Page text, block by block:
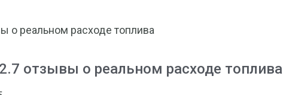
о реальном расходе топлива
отзывы о реальном расходе топлива